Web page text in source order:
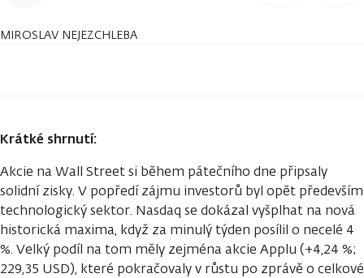
MIROSLAV NEJEZCHLEBA
Krátké shrnutí:
Akcie na Wall Street si během pátečního dne připsaly
solidní zisky. V popředí zájmu investorů byl opět především
technologický sektor. Nasdaq se dokázal vyšplhat na nová
historická maxima, když za minulý týden posílil o necelé 4
%. Velký podíl na tom měly zejména akcie Applu (+4,24 %;
229,35 USD), které pokračovaly v růstu po zprávě o celkové